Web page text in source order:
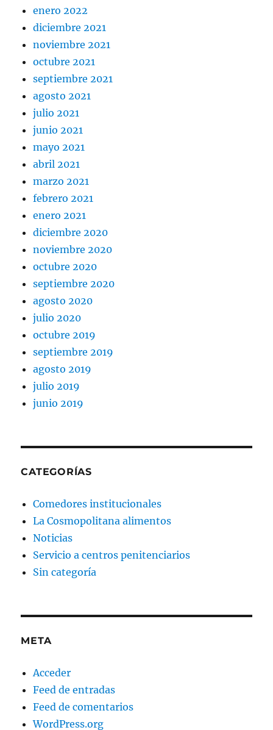
enero 2022
diciembre 2021
noviembre 2021
octubre 2021
septiembre 2021
agosto 2021
julio 2021
junio 2021
mayo 2021
abril 2021
marzo 2021
febrero 2021
enero 2021
diciembre 2020
noviembre 2020
octubre 2020
septiembre 2020
agosto 2020
julio 2020
octubre 2019
septiembre 2019
agosto 2019
julio 2019
junio 2019
CATEGORÍAS
Comedores institucionales
La Cosmopolitana alimentos
Noticias
Servicio a centros penitenciarios
Sin categoría
META
Acceder
Feed de entradas
Feed de comentarios
WordPress.org